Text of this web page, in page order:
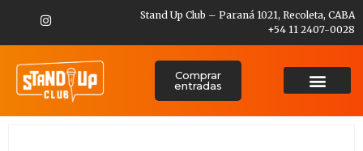
Stand Up Club – Paraná 1021, Recoleta, CABA
+54 11 2407-0028
Comprar
entradas